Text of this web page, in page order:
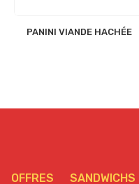
PANINI VIANDE HACHÉE
OFFRES SANDWICHS